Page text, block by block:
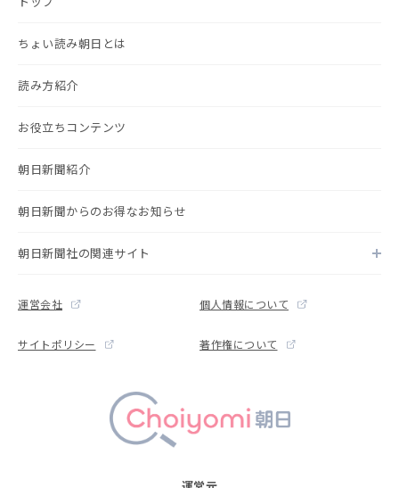
ちょい読み朝日とは
読み方紹介
お役立ちコンテンツ
朝日新聞紹介
朝日新聞からのお得なお知らせ
朝日新聞社の関連サイト
運営会社 個人情報について
サイトポリシー 著作権について